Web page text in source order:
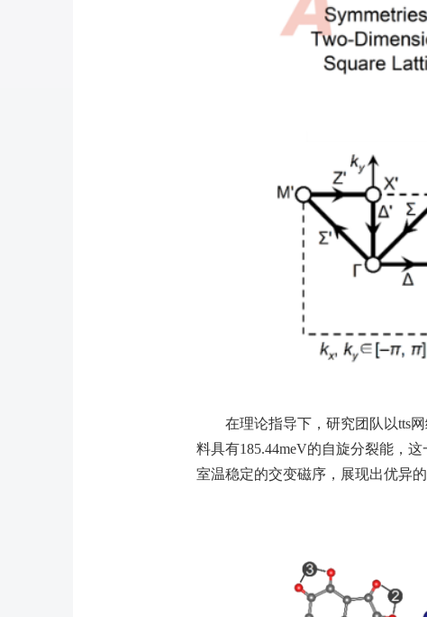
在理论指导下，研究团队以tts
料具有185.44meV的自旋分裂能，这
室温稳定的交变磁序，展现出优异的